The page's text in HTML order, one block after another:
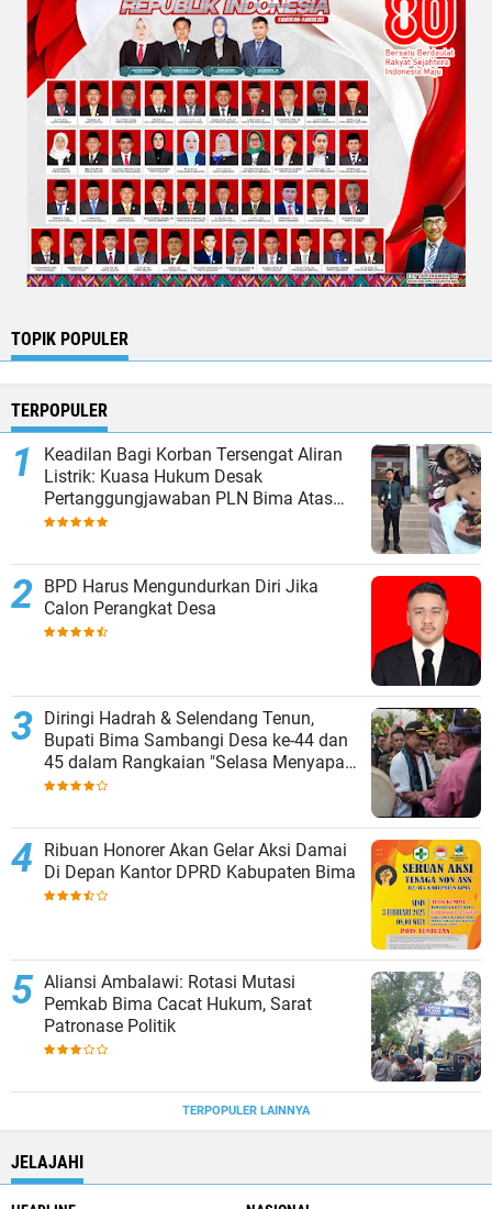
TOPIK POPULER
TERPOPULER
Keadilan Bagi Korban Tersengat Aliran
Listrik: Kuasa Hukum Desak
Pertanggungjawaban PLN Bima Atas
Amputasi Dua Tangan Korban
BPD Harus Mengundurkan Diri Jika
Calon Perangkat Desa
Diringi Hadrah & Selendang Tenun,
Bupati Bima Sambangi Desa ke-44 dan
45 dalam Rangkaian "Selasa Menyapa"
Monta
Ribuan Honorer Akan Gelar Aksi Damai
Di Depan Kantor DPRD Kabupaten Bima
Aliansi Ambalawi: Rotasi Mutasi
Pemkab Bima Cacat Hukum, Sarat
Patronase Politik
TERPOPULER LAINNYA
JELAJAHI